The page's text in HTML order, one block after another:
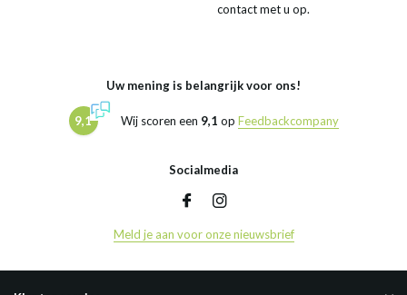
contact met u op.
Uw mening is belangrijk voor ons!
9,1 Wij scoren een 9,1 op Feedbackcompany
Socialmedia
Meld je aan voor onze nieuwsbrief